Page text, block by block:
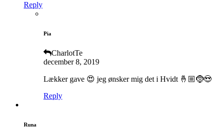
Reply
Pia
CharlotTe
december 8, 2019
Lækker gave 😍 jeg ønsker mig det i Hvidt 🤞🏼🤶😍
Reply
Runa